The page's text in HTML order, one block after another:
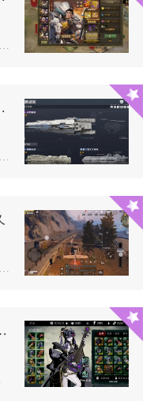
么地方
的职业是什么